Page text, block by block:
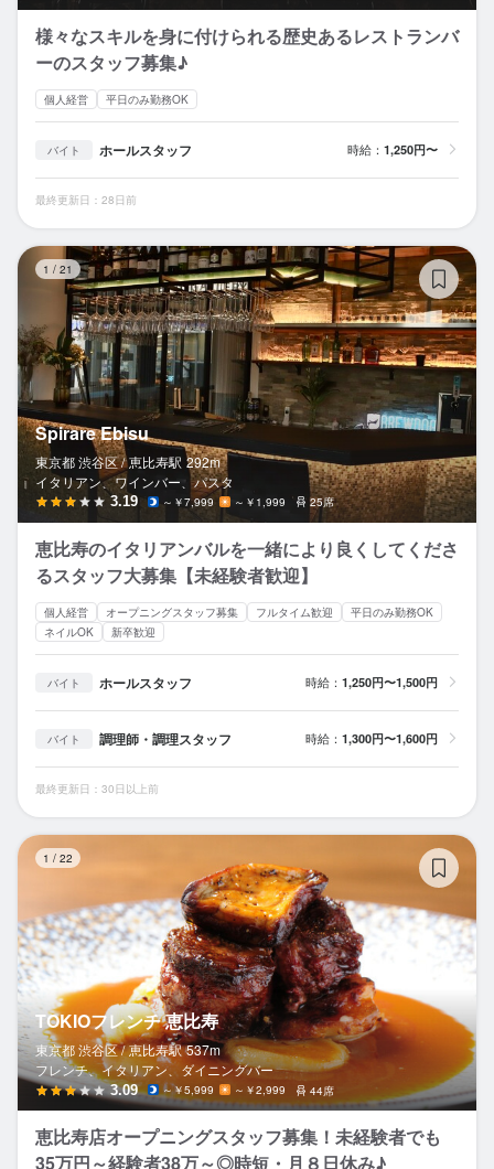
様々なスキルを身に付けられる歴史あるレストランバ
ーのスタッフ募集♪
個人経営 平日のみ勤務OK
バイト ホールスタッフ 時給： 1,250円〜
最終更新日：28日前
1 / 21
Spirare Ebisu
東京都 渋谷区 / 恵比寿駅 292m
イタリアン、ワインバー、パスタ
3.19 ～￥7,999 ～￥1,999 25席
恵比寿のイタリアンバルを一緒により良くしてくださ
るスタッフ大募集【未経験者歓迎】
個人経営 オープニングスタッフ募集 フルタイム歓迎
平日のみ勤務OK
ネイルOK
新卒歓迎
バイト ホールスタッフ 時給： 1,250円〜1,500円
バイト 調理師・調理スタッフ 時給： 1,300円〜1,600円
最終更新日：30日以上前
1 / 22
TOKIOフレンチ 恵比寿
東京都 渋谷区 / 恵比寿駅 537m
フレンチ、イタリアン、ダイニングバー
3.09 ～￥5,999 ～￥2,999 44席
恵比寿店オープニングスタッフ募集！未経験者でも
35万円～経験者38万～◎時短・月８日休み♪